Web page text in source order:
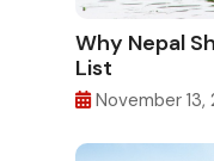
Why Nepal
List
November 13,